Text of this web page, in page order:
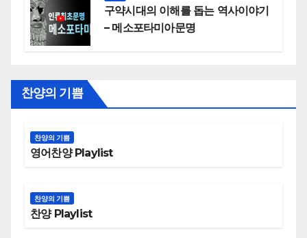
구약시대의 이해를 돕는 역사이야기
– 메소포타미아문명
찬양의 기쁨
찬양의 기쁨
영어찬양 Playlist
찬양의 기쁨
찬양 Playlist